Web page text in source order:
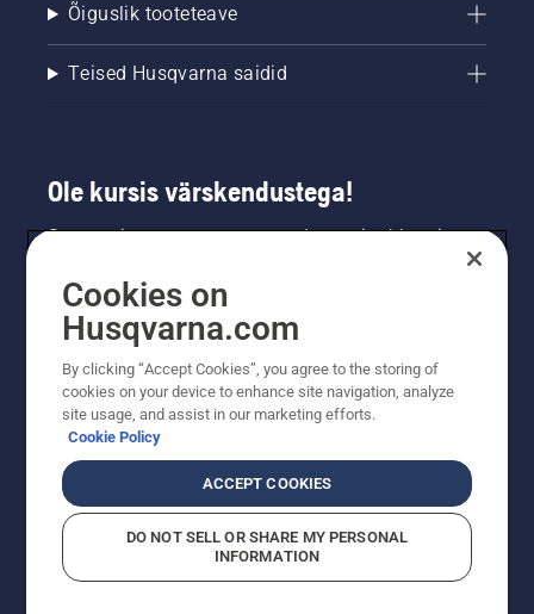
Õiguslik tooteteave
Teised Husqvarna saidid
Ole kursis värskendustega!
Saa uusimat teavet uute toodete, eripakkumiste
saamiseks siin.
Cookies on
Husqvarna.com
By clicking “Accept Cookies”, you agree to the storing of
cookies on your device to enhance site navigation, analyze
site usage, and assist in our marketing efforts.
Cookie Policy
ACCEPT COOKIES
DO NOT SELL OR SHARE MY PERSONAL
INFORMATION